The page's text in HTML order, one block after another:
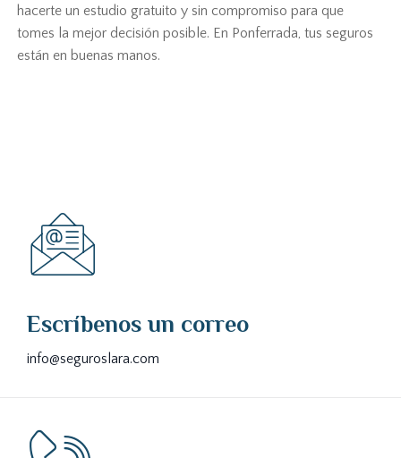
hacerte un estudio gratuito y sin compromiso para que
tomes la mejor decisión posible. En Ponferrada, tus seguros
están en buenas manos.
Escríbenos un correo
info@seguroslara.com